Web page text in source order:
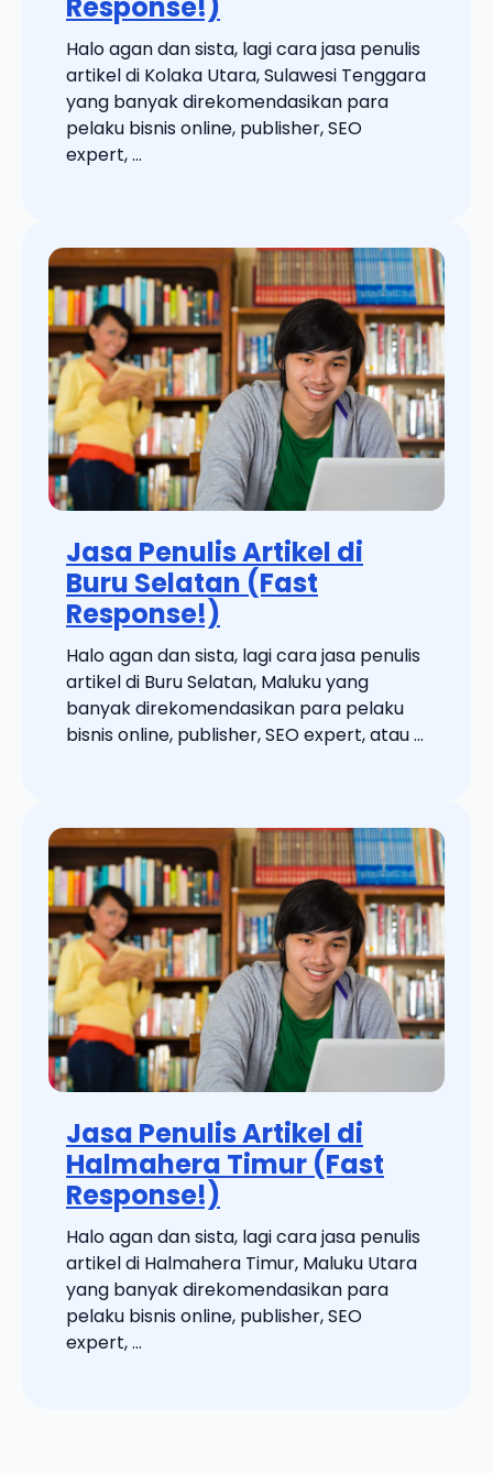
Halo agan dan sista, lagi cara jasa penulis
artikel di Kolaka Utara, Sulawesi Tenggara
yang banyak direkomendasikan para
pelaku bisnis online, publisher, SEO
expert, ...
Jasa Penulis Artikel di
Buru Selatan (Fast
Response!)
Halo agan dan sista, lagi cara jasa penulis
artikel di Buru Selatan, Maluku yang
banyak direkomendasikan para pelaku
bisnis online, publisher, SEO expert, atau ...
Jasa Penulis Artikel di
Halmahera Timur (Fast
Response!)
Halo agan dan sista, lagi cara jasa penulis
artikel di Halmahera Timur, Maluku Utara
yang banyak direkomendasikan para
pelaku bisnis online, publisher, SEO
expert, ...